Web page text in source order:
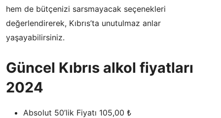
hem de bütçenizi sarsmayacak seçenekleri
değerlendirerek, Kıbrıs’ta unutulmaz anlar
yaşayabilirsiniz.
Güncel Kıbrıs alkol fiyatları
2024
Absolut 50’lik Fiyatı 105,00 ₺